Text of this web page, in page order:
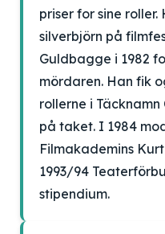
priser for sine
silverbjörn på
Guldbagge i 1982
mördaren. Han fik
rollerne i
på taket. I 1984
Filmakademins
1993/94
stipendium.